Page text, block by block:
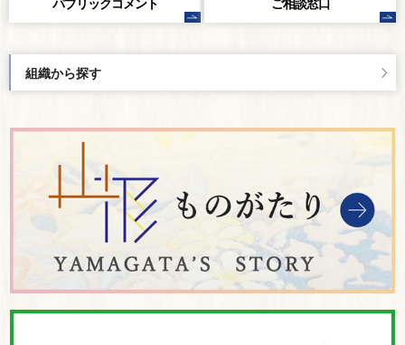
パブリックコメント ご相談窓口
組織から探す